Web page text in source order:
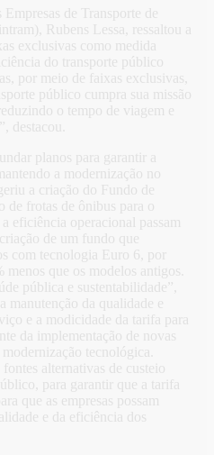
de Transporte de
Rubens Lessa, ressaltou a
exclusivas como medida
do transporte público
por meio de faixas exclusivas,
público cumpra sua missão
o tempo de viagem e
destacou.
planos para garantir a
a modernização no
a criação do Fundo de
de frotas de ônibus para o
eficiência operacional passam
de um fundo que
com tecnologia Euro 6, por
que os modelos antigos.
pública e sustentabilidade”,
manutenção da qualidade e
e a modicidade da tarifa para
da implementação de novas
tecnológica.
alternativas de custeio
para garantir que a tarifa
que as empresas possam
e da eficiência dos